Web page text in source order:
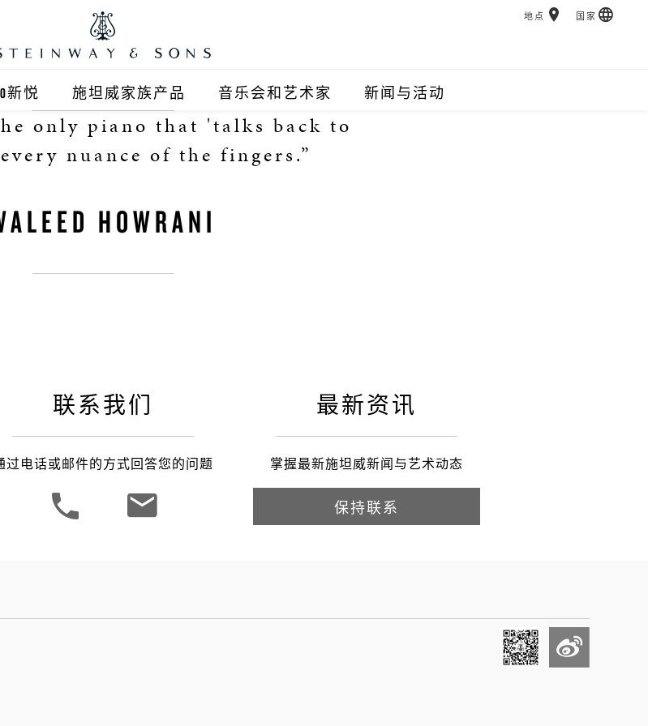
新悦 施坦威家族产品
施坦威钢琴
郎朗钢琴
音乐会和艺术家 新闻与活动
地点 国家
only piano that 'talks back to
nuance of the fingers.”
HOWRANI
联系我们
过电话或邮件的方式回答您的问题
最新资讯
掌握最新施坦威新闻与艺术动态
保持联系